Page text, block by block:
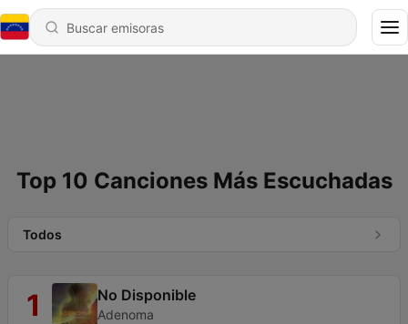
Top 10 Canciones Más Escuchadas
Todos
1 No Disponible
Adenoma